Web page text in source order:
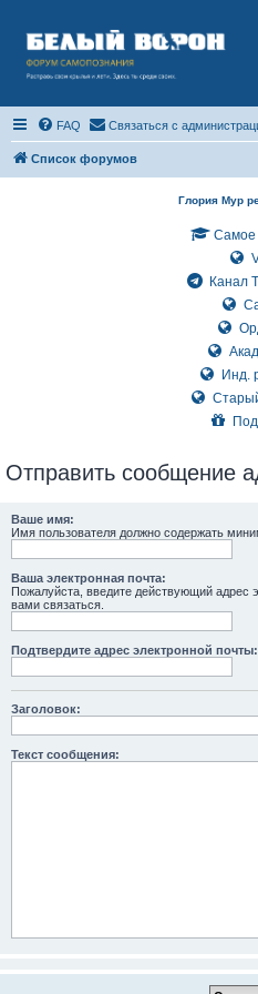
FAQ Связаться с
Список форумов
Глория Мур
Самое
Канал
Инд.
Отправить сообщение
Ваше имя:
Имя пользователя должно содержать
Ваша электронная почта:
Пожалуйста, введите действующий адрес
вами связаться.
Подтвердите адрес электронной почты:
Заголовок:
Текст сообщения: